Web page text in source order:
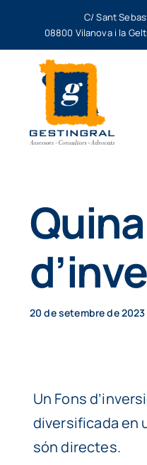
content
C/ Sant
08800 Vilanova i la
20 de setembre de 2023
Un Fons
diversificada en
són directes.